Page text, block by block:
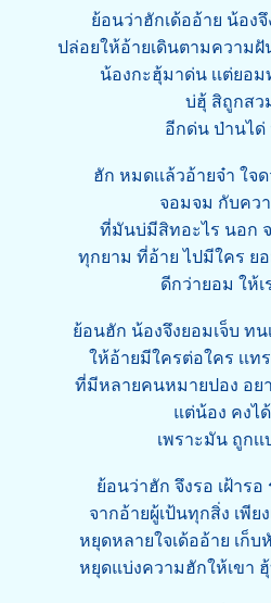
ย้อนว่าฮักเด้ออ้าย น้อง
ปล่อยให้อ้ายเดินตามความฝั
น้องกะฮุ้มาด่น เเต่ยอม
บ่ฮุ้ สิถูกสว
อีกด่น ป่านได่
ฮัก หมดเเล้วอ้ายจ๋า ใจ
จอมจม กับคว
ที่มันบ่มีสิทอะไร นอก
ทุกยาม ที่อ้าย ไปมีใคร ยอ
ดีกว่ายอม ให้
ย้อนฮัก น้องจึงยอมเจ็บ ท
ให้อ้ายมีใครต่อใคร เเท
ที่มีหลายคนหมายปอง อย
แต่น้อง คงได้
เพราะมัน ถูกเเ
ย้อนว่าฮัก จึงรอ เฝ้ารอ
จากอ้ายผู้เป้นทุกสิ่ง เพีย
หยุดหลายใจเด้ออ้าย เก็บ
หยุดแบ่งความฮักให้เขา ฮุ้